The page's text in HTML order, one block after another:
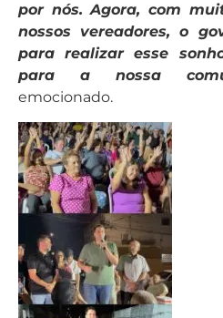
por nós. Agora, com
nossos vereadores, o
para realizar esse
para a nossa
emocionado.